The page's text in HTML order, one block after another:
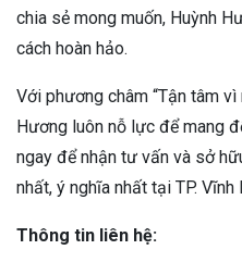
chia sẻ mong muốn, Huỳnh
cách hoàn hảo.
Với phương châm “Tận tâm vì
Hương luôn nỗ lực để mang
ngay để nhận tư vấn và sở
nhất, ý nghĩa nhất tại TP. Vĩnh
Thông tin liên hệ: